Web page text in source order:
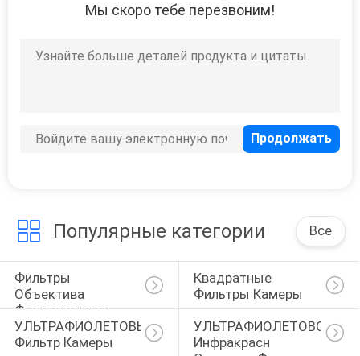
Мы скоро тебе перезвоним!
Популярные категории Все
Фильтры
Объектива
Фотоаппарата
Квадратные
Фильтры Камеры
УЛЬТРАФИОЛЕТОВЫЙ
Фильтр Камеры
УЛЬТРАФИОЛЕТОВОЕ
Инфракрасн